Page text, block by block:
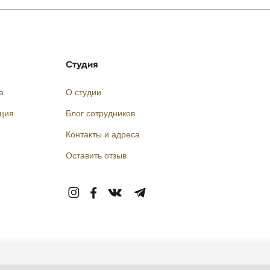
Студия
О студии
Блог сотрудников
Контакты и адреса
Оставить отзыв